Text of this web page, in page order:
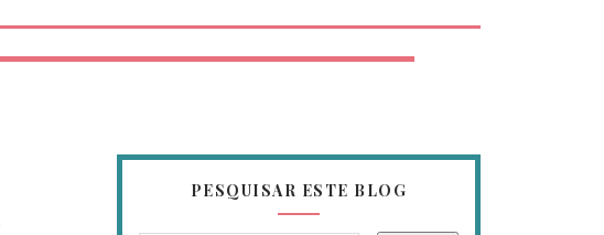
PESQUISAR ESTE BLOG